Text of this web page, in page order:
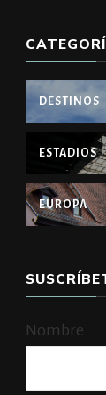
DESTINOS
ESTADIOS
EUROPA
Nombre